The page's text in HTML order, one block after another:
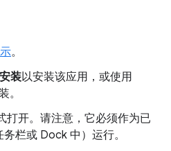
。
安装以安装该应用，或使用
。
打开。请注意，它必须作为已
栏或 Dock 中）运行。